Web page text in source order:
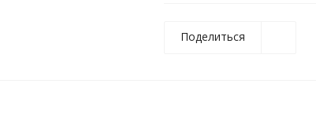
Поделиться